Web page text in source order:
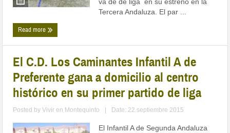
va de de liga en su estreno en la
Tercera Andaluza. El par ...
Read more
El C.D. Los Caminantes Infantil A de
Preferente gana a domicilio al centro
histórico en su primer partido de liga
Posted byVivir en Montequinto Date: 22 septiembre 2015
El Infantil A de Segunda Andaluza